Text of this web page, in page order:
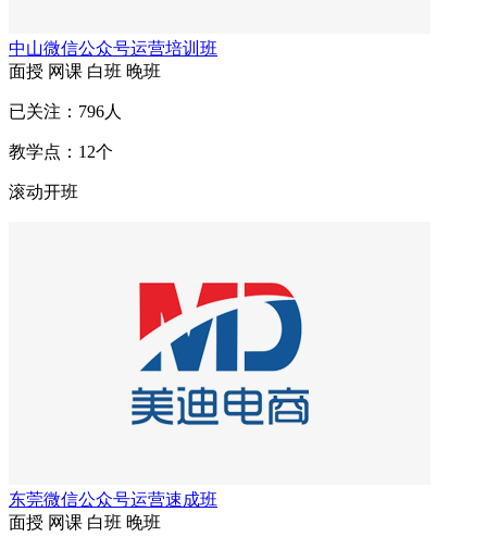
中山微信公众号运营培训班
面授 网课 白班 晚班
已关注： 796人
教学点： 12个
滚动开班
东莞微信公众号运营速成班
面授 网课 白班 晚班